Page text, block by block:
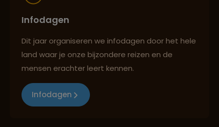
Infodagen
Dit jaar organiseren we infodagen door het hele
land waar je onze bijzondere reizen en de
mensen erachter leert kennen.
Infodagen